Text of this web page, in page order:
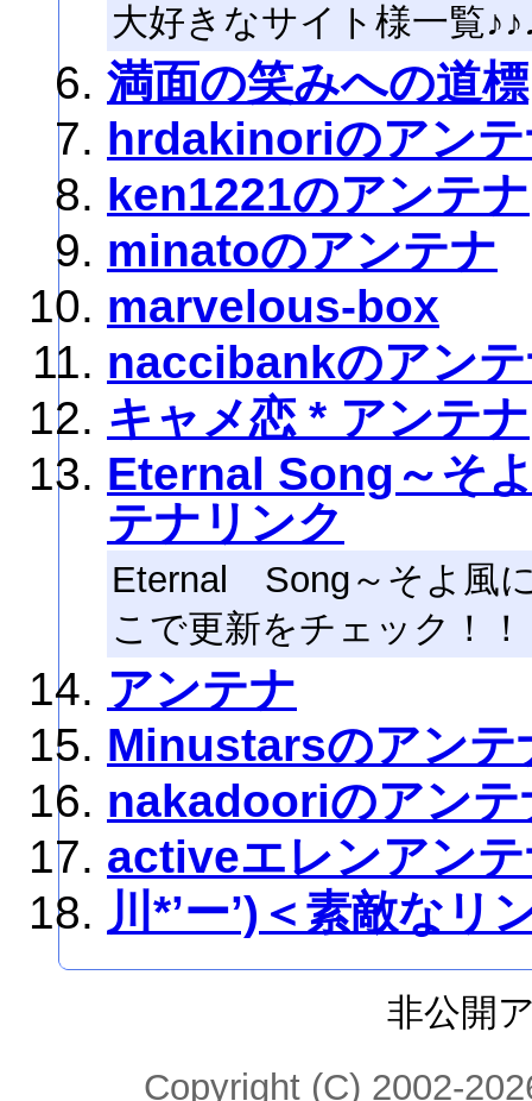
大好きなサイト様一覧
満面の笑みへの道標
hrdakinoriのアン
ken1221のアンテナ
minatoのアンテナ
marvelous-box
naccibankのアン
キャメ恋 * アンテナ
Eternal Song～そ
テナリンク
Eternal Song～そよ風
こで更新をチェック！！
アンテナ
Minustarsのアンテ
nakadooriのアンテ
activeエレンアン
川*’ー’)＜素敵な
非公開
Copyright (C) 2002-